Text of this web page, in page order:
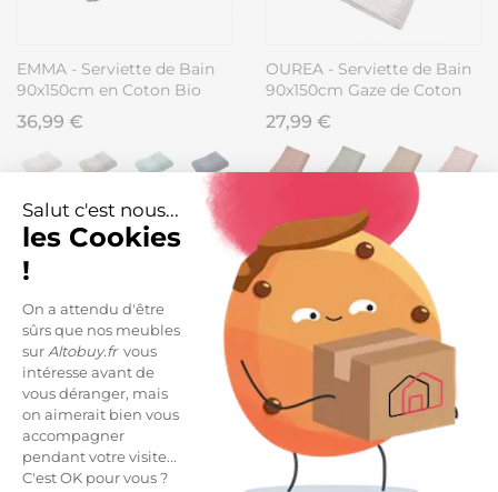
Salut c'est nous...
les Cookies
!
On a attendu d'être
sûrs que nos meubles
surAltobuy.frvous
intéresse avant de
vous déranger, mais
on aimerait bien vous
accompagner
pendant votre visite...
C'est OK pour vous ?
EMMA - Serviette de Bain
90x150cm en Coton Bio
Coloris Orage
36,99 €
OUREA - Serviette de Bain
90x150cm Gaze de Coton
Pampa
27,99 €